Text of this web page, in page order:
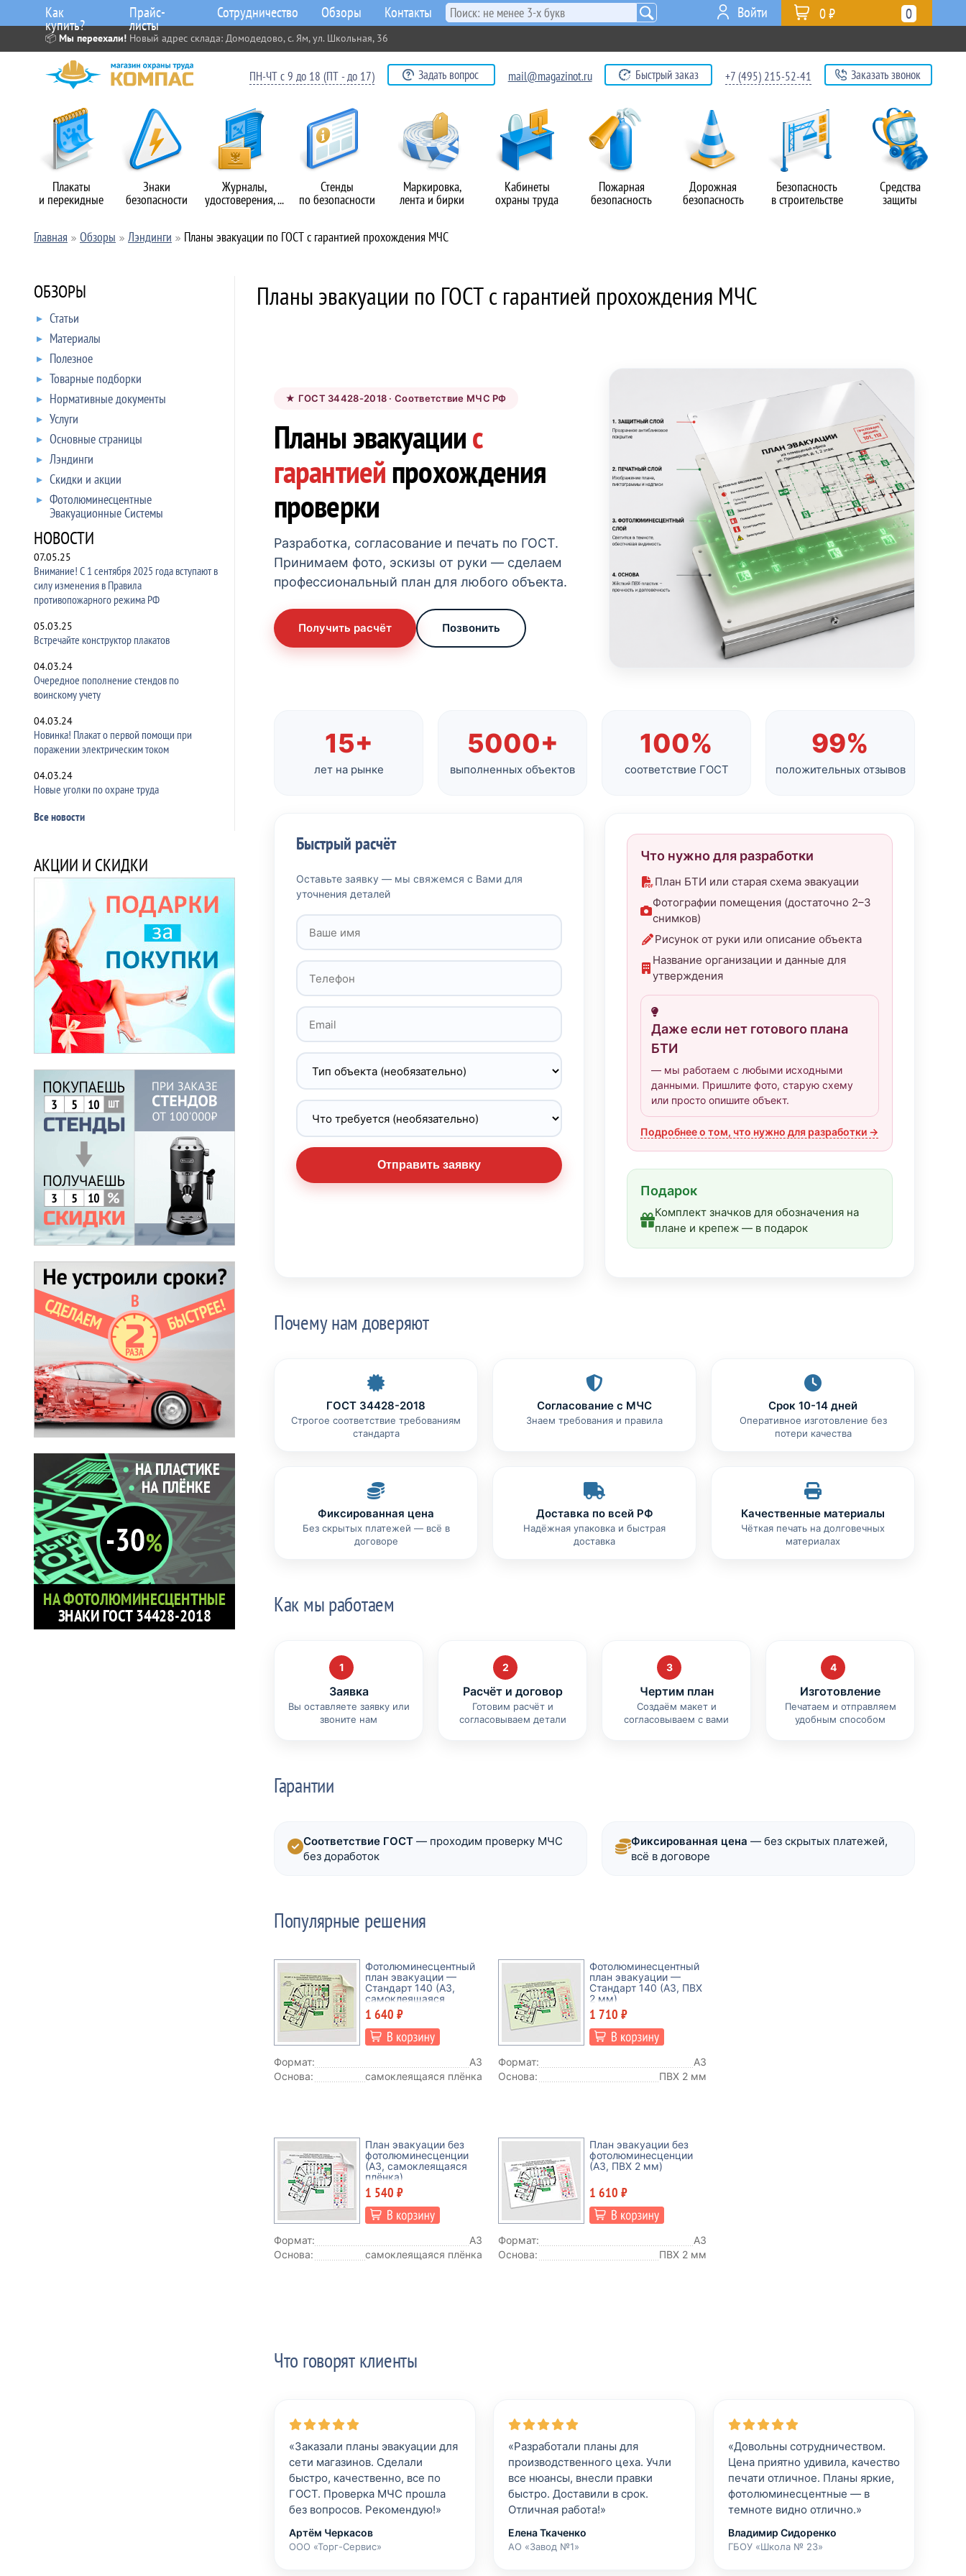
📦 Мы переехали! Новый адрес склада: Домодедово, с. Ям, ул. Школьная, 36
Плакаты
и перекидные
Знаки
безопасности
Журналы,
удостоверения, ...
Стенды
по безопасности
Маркировка,
лента и бирки
Кабинеты
охраны труда
Пожарная
безопасность
Дорожная
безопасность
Безопасность
в строительстве
Средства
защиты
Как
купить?
Прайс-
листы
Сотрудничество Обзоры Контакты 0
0 ₽
Войти
ПН-ЧТ с 9 до 18 (ПТ - до 17) Задать вопрос mail@magazinot.ru Быстрый заказ +7 (495) 215-52-41 Заказать звонок
Главная Обзоры Лэндинги Планы эвакуации по ГОСТ с гарантией прохождения МЧС
ОБЗОРЫ
Статьи
Материалы
Полезное
Товарные подборки
Нормативные документы
Услуги
Основные страницы
Лэндинги
Скидки и акции
Фотолюминесцентные
Эвакуационные Системы
НОВОСТИ
07.05.25
Внимание! С 1 сентября 2025 года вступают в
силу изменения в Правила
противопожарного режима РФ
05.03.25
Встречайте конструктор плакатов
04.03.24
Очередное пополнение стендов по
воинскому учету
04.03.24
Новинка! Плакат о первой помощи при
поражении электрическим током
04.03.24
Новые уголки по охране труда
Все новости
АКЦИИ И СКИДКИ
Планы эвакуации по ГОСТ с гарантией прохождения МЧС
★ ГОСТ 34428-2018 · Соответствие МЧС РФ
Планы эвакуациис
гарантиейпрохождения
проверки
Разработка, согласование и печать по ГОСТ.
Принимаем фото, эскизы от руки — сделаем
профессиональный план для любого объекта.
Получить расчёт Позвонить
15+
лет на рынке
5000+
выполненных объектов
100%
соответствие ГОСТ
99%
положительных отзывов
Быстрый расчёт
Оставьте заявку — мы свяжемся с Вами для
уточнения деталей
Отправить заявку
Что нужно для разработки
План БТИ или старая схема эвакуации
Фотографии помещения (достаточно 2–3
снимков)
Рисунок от руки или описание объекта
Название организации и данные для
утверждения
Даже если нет готового плана
БТИ
— мы работаем с любыми исходными
данными. Пришлите фото, старую схему
или просто опишите объект.
Подробнее о том, что нужно для разработки →
Подарок
Комплект значков для обозначения на
плане и крепеж — в подарок
Почему нам доверяют
ГОСТ 34428-2018
Строгое соответствие требованиям
стандарта
Согласование с МЧС
Знаем требования и правила
Срок 10-14 дней
Оперативное изготовление без
потери качества
Фиксированная цена
Без скрытых платежей — всё в
договоре
Доставка по всей РФ
Надёжная упаковка и быстрая
доставка
Качественные материалы
Чёткая печать на долговечных
материалах
Как мы работаем
1
Заявка
Вы оставляете заявку или
звоните нам
2
Расчёт и договор
Готовим расчёт и
согласовываем детали
3
Чертим план
Создаём макет и
согласовываем с вами
4
Изготовление
Печатаем и отправляем
удобным способом
Гарантии
Соответствие ГОСТ — проходим проверку МЧС
без доработок
Фиксированная цена — без скрытых платежей,
всё в договоре
Популярные решения
Фотолюминесцентный
план эвакуации —
Стандарт 140 (А3,
самоклеящаяся
плёнка)
1 640 ₽
Формат:
А3
Основа:
самоклеящаяся плёнка
Фотолюминесцентный
план эвакуации —
Стандарт 140 (А3, ПВХ
2 мм)
1 710 ₽
Формат:
А3
Основа:
ПВХ 2 мм
План эвакуации без
фотолюминесценции
(А3, самоклеящаяся
плёнка)
1 540 ₽
Формат:
А3
Основа:
самоклеящаяся плёнка
План эвакуации без
фотолюминесценции
(А3, ПВХ 2 мм)
1 610 ₽
Формат:
А3
Основа:
ПВХ 2 мм
Что говорят клиенты
«Заказали планы эвакуации для
сети магазинов. Сделали
быстро, качественно, все по
ГОСТ. Проверка МЧС прошла
без вопросов. Рекомендую!»
Артём Черкасов
ООО «Торг-Сервис»
«Разработали планы для
производственного цеха. Учли
все нюансы, внесли правки
быстро. Доставили в срок.
Отличная работа!»
Елена Ткаченко
АО «Завод №1»
«Довольны сотрудничеством.
Цена приятно удивила, качество
печати отличное. Планы яркие,
фотолюминесцентные — в
темноте видно отлично.»
Владимир Сидоренко
ГБОУ «Школа № 23»